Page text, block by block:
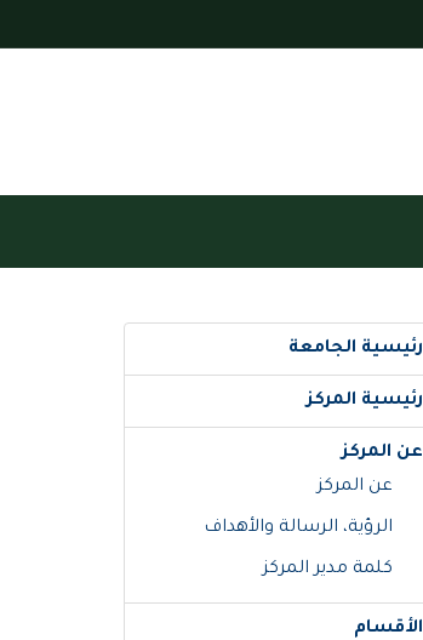
رئيسية الجامعة
رئيسية المركز
عن المركز
عن المركز
الرؤية، الرسالة والأهداف
كلمة مدير المركز
الأقسام